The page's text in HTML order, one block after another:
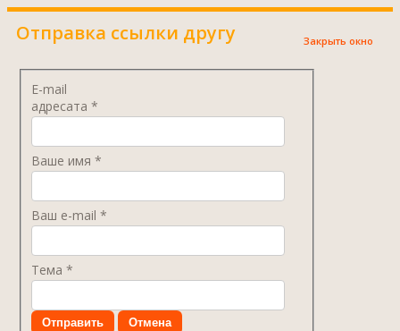
Отправка ссылки другу Закрыть окно
E-mail
адресата *
Ваше имя *
Ваш e-mail *
Тема *
Отправить Отмена